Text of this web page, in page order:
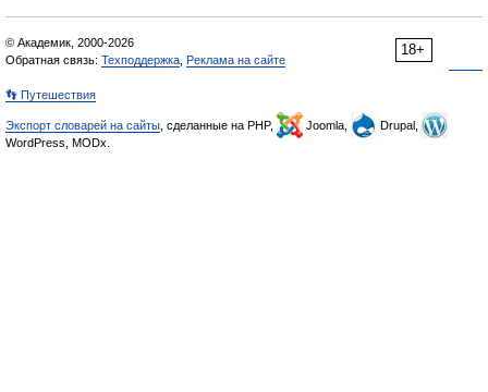
18+
© Академик, 2000-2026
Обратная связь: Техподдержка Реклама на сайте
👣 Путешествия
Экспорт словарей на сайты , сделанные на PHP, Joomla,
Drupal,
WordPress, MODx.